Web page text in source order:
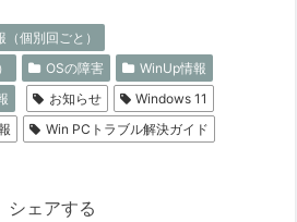
個別回ごと）
OSの障害
WinUp情報
お知らせ
Windows 11
Win PCトラブル解決ガイド
シェアする